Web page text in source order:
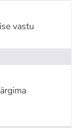
vastu